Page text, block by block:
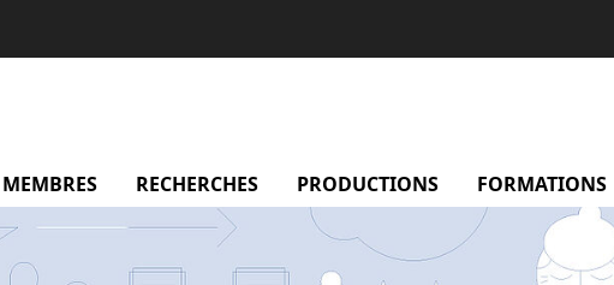
menu Présentation
MEMBRES menu Membres
RECHERCHES menu Recherches
PRODUCTIONS menu
FORMATIONS